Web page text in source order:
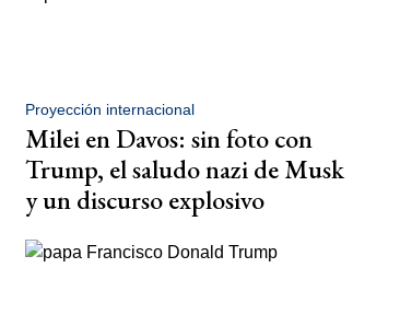
Proyección internacional
Milei en Davos: sin foto con
Trump, el saludo nazi de Musk
y un discurso explosivo